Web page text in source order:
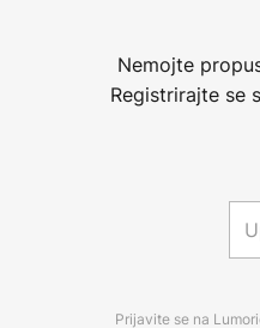
Nemojte
Registrirajte se
Prijavite se na